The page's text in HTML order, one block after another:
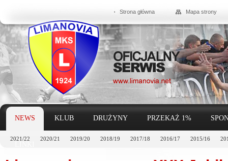
Strona główna Mapa strony
NEWS
2021/22 2020/21 2019/20 2018/19 2017/18 2016/17 2015/16
KLUB DRUŻYNY PRZEKAŻ 1%